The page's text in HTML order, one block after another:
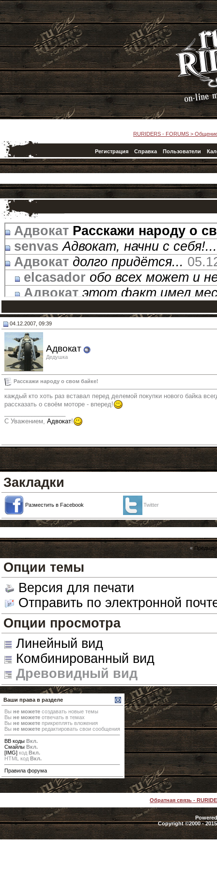
RURIDERS - FORUMS >
Регистрация Справка Пользователи
Адвокат Расскажи народу о
senvas Адвокат, начни с себя!...
Адвокат долго придётся...
elcasador обо всех может и
Адвокат этот факт имел
Балконский
Адвокат
Lemmy
Confederat Рассказываю.
senvas Так сладко рассказал,
cogottt рассказать вам
Гость Балконский
MOTOHELP На Вальке
rembo Мечтаю о харлее. не
ChicagO
FreeRider637 А еще
Русич Ямаха FJ1100 на
04.12.2007, 09:39
Адвокат
Дедушка
Расскажи народу о свом байке!
каждый кто хоть раз вставал перед делемой покупки нового байка
рассказать о своём моторе - вперед!
С Уважением, Адвокат!
Закладки
Разместить в Facebook Twitter
«
Опции темы
Версия для печати
Отправить по электронной
Опции просмотра
Линейный вид
Комбинированный вид
Древовидный вид
Ваши права в разделе
Вы не можете создавать новые темы
Вы не можете отвечать в темах
Вы не можете прикреплять вложения
Вы не можете редактировать свои сообщения
BB коды Вкл.
Смайлы Вкл.
[IMG] код Вкл.
HTML код Вкл.
Правила форума
Обратная связь -
Copyright ©2000 -